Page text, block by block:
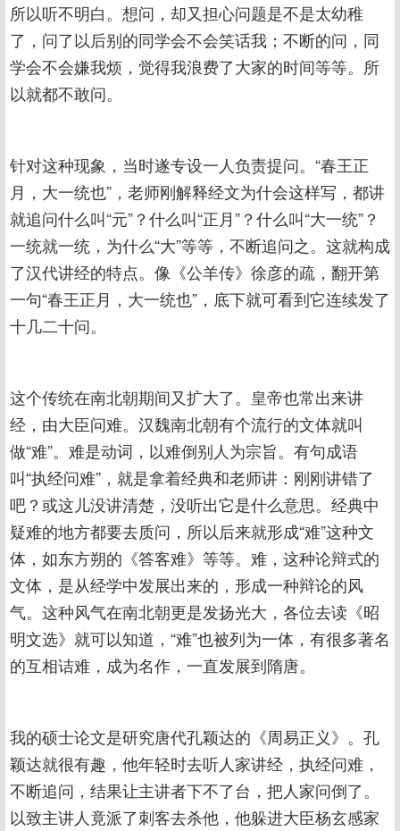
所以听不明白。想问，却又担心问题是不是太幼稚
了，问了以后别的同学会不会笑话我；不断的问，同
学会不会嫌我烦，觉得我浪费了大家的时间等等。所
以就都不敢问。
针对这种现象，当时遂专设一人负责提问。“春王正
月，大一统也”，老师刚解释经文为什会这样写，都讲
就追问什么叫“元”？什么叫“正月”？什么叫“大一统”？
一统就一统，为什么“大”等等，不断追问之。这就构成
了汉代讲经的特点。像《公羊传》徐彦的疏，翻开第
一句“春王正月，大一统也”，底下就可看到它连续发了
十几二十问。
这个传统在南北朝期间又扩大了。皇帝也常出来讲
经，由大臣问难。汉魏南北朝有个流行的文体就叫
做“难”。难是动词，以难倒别人为宗旨。有句成语
叫“执经问难”，就是拿着经典和老师讲：刚刚讲错了
吧？或这儿没讲清楚，没听出它是什么意思。经典中
疑难的地方都要去质问，所以后来就形成“难”这种文
体，如东方朔的《答客难》等等。难，这种论辩式的
文体，是从经学中发展出来的，形成一种辩论的风
气。这种风气在南北朝更是发扬光大，各位去读《昭
明文选》就可以知道，“难”也被列为一体，有很多著名
的互相诘难，成为名作，一直发展到隋唐。
我的硕士论文是研究唐代孔颖达的《周易正义》。孔
颖达就很有趣，他年轻时去听人家讲经，执经问难，
不断追问，结果让主讲者下不了台，把人家问倒了。
以致主讲人竟派了刺客去杀他，他躲进大臣杨玄感家